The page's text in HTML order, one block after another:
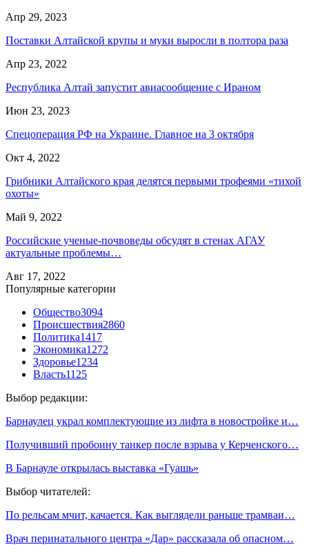
Апр 29, 2023
Поставки Алтайской крупы и муки выросли в полтора раза
Апр 23, 2022
Республика Алтай запустит авиасообщение с Ираном
Июн 23, 2023
Спецоперация РФ на Украине. Главное на 3 октября
Окт 4, 2022
Грибники Алтайского края делятся первыми трофеями «тихой
охоты»
Май 9, 2022
Российские ученые-почвоведы обсудят в стенах АГАУ
актуальные проблемы…
Авг 17, 2022
Популярные категории
Общество3094
Происшествия2860
Политика1417
Экономика1272
Здоровье1234
Власть1125
Выбор редакции:
Барнаулец украл комплектующие из лифта в новостройке и…
Получивший пробоину танкер после взрыва у Керченского…
В Барнауле открылась выставка «Гуашь»
Выбор читателей:
По рельсам мчит, качается. Как выглядели раньше трамваи…
Врач перинатального центра «Дар» рассказала об опасном…